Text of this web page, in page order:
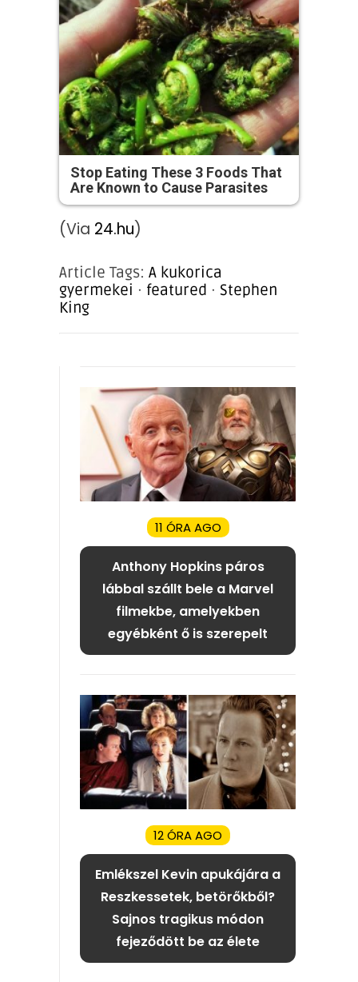
Stop Eating These 3 Foods That
Are Known to Cause Parasites
(Via 24.hu)
Article Tags: A kukorica
gyermekei · featured · Stephen
King
11 ÓRA AGO
Anthony Hopkins páros
lábbal szállt bele a Marvel
filmekbe, amelyekben
egyébként ő is szerepelt
12 ÓRA AGO
Emlékszel Kevin apukájára a
Reszkessetek, betörőkből?
Sajnos tragikus módon
fejeződött be az élete